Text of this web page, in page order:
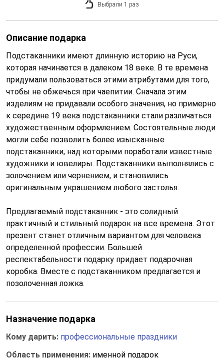
Выбрали 1 раз
Описание подарка
Подстаканники имеют длинную историю на Руси,
которая начинается в далеком 18 веке. В те времена
придумали пользоваться этими атрибутами для того,
чтобы не обжечься при чаепитии. Сначала этим
изделиям не придавали особого значения, но примерно
к середине 19 века подстаканники стали различаться
художественным оформлением. Состоятельные люди
могли себе позволить более изысканные
подстаканники, над которыми поработали известные
художники и ювелиры. Подстаканники выполнялись с
золочением или чернением, и становились
оригинальным украшением любого застолья.
Предлагаемый подстаканник - это солидный
практичный и стильный подарок на все времена. Этот
презент станет отличным вариантом для человека
определенной профессии. Большей
респектабельности подарку придает подарочная
коробка. Вместе с подстаканником предлагается и
позолоченная ложка.
Назначение подарка
Кому дарить: профессиональные праздники
Область применения: именной подарок